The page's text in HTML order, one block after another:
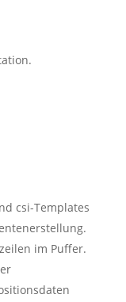
csi-Templates
im Puffer.